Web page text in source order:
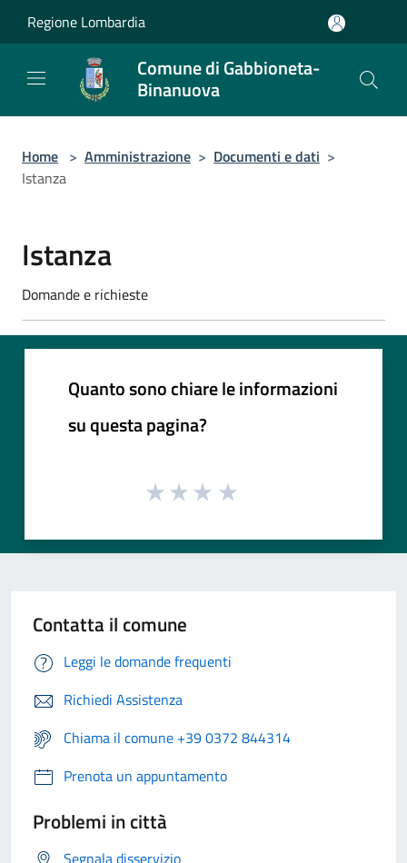
Regione Lombardia
Comune di Gabbioneta-
Binanuova
Home > Amministrazione > Documenti e dati >
Istanza
Istanza
Domande e richieste
Quanto sono chiare le informazioni
su questa pagina?
Contatta il comune
Leggi le domande frequenti
Richiedi Assistenza
Chiama il comune +39 0372 844314
Prenota un appuntamento
Problemi in città